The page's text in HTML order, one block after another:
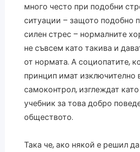
много често при подобни
ситуации – защото подобно
силен стрес – нормалните
не съвсем като такива и
от нормата. А социопатите,
принцип имат изключително
самоконтрол, изглеждат
учебник за това добро
обществото.
Така че, ако някой е решил